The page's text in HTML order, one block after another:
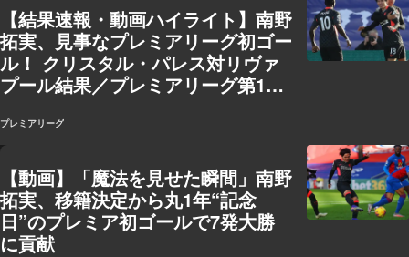
【結果速報・動画ハイライト】南野
拓実、見事なプレミアリーグ初ゴー
ル！ クリスタル・パレス対リヴァ
プール結果／プレミアリーグ第14
プレミアリーグ
【動画】「魔法を見せた瞬間」南野
拓実、移籍決定から丸1年“記念
日”のプレミア初ゴールで7発大勝
に貢献